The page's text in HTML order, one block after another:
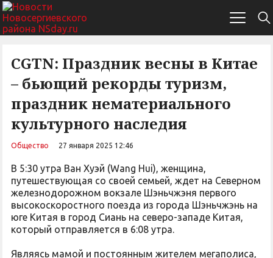
CGTN: Праздник весны в Китае
– бьющий рекорды туризм,
праздник нематериального
культурного наследия
Общество 27 января 2025 12:46
В 5:30 утра Ван Хуэй (Wang Hui), женщина,
путешествующая со своей семьей, ждет на Северном
железнодорожном вокзале Шэньчжэня первого
высокоскоростного поезда из города Шэньчжэнь на
юге Китая в город Сиань на северо-западе Китая,
который отправляется в 6:08 утра.
Являясь мамой и постоянным жителем мегаполиса,